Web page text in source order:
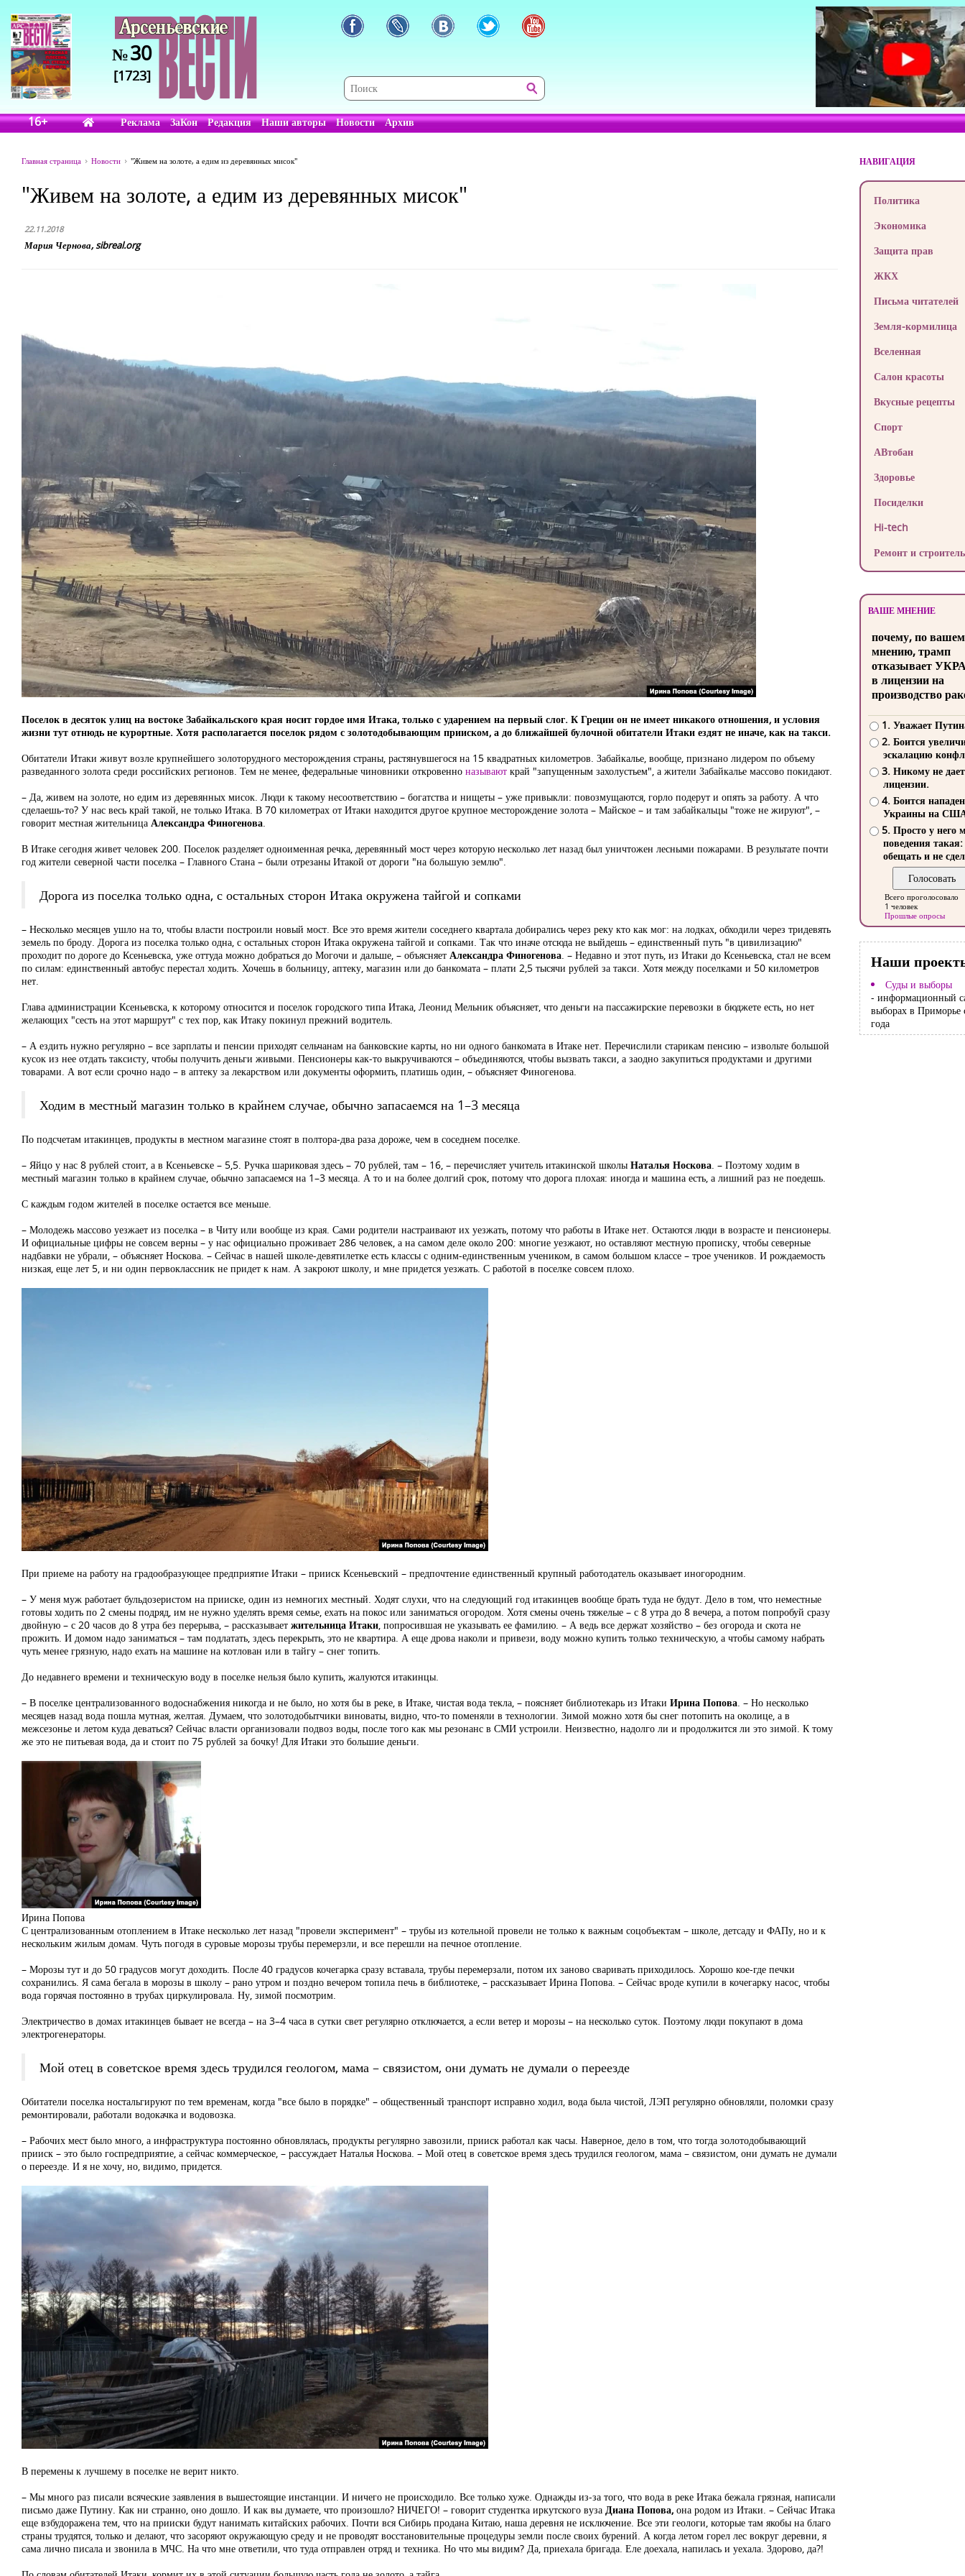
№30
[1723]
16+ Реклама ЗаКон Редакция Наши авторы Новости Архив
Главная страница Новости "Живем на золоте, а едим из деревянных мисок"
"Живем на золоте, а едим из деревянных мисок"
22.11.2018
Мария Чернова, sibreal.org
Поселок в десяток улиц на востоке Забайкальского края носит гордое имя Итака, только с ударением на первый слог. К Греции он не имеет никакого отношения, и условия
жизни тут отнюдь не курортные. Хотя располагается поселок рядом с золотодобывающим прииском, а до ближайшей булочной обитатели Итаки ездят не иначе, как на такси.
Обитатели Итаки живут возле крупнейшего золоторудного месторождения страны, растянувшегося на 15 квадратных километров. Забайкалье, вообще, признано лидером по объему
разведанного золота среди российских регионов. Тем не менее, федеральные чиновники откровенно называют край "запущенным захолустьем", а жители Забайкалье массово покидают.
– Да, живем на золоте, но едим из деревянных мисок. Люди к такому несоответствию – богатства и нищеты – уже привыкли: повозмущаются, горло подерут и опять за работу. А что
сделаешь-то? У нас весь край такой, не только Итака. В 70 километрах от Итаки находится другое крупное месторождение золота – Майское – и там забайкальцы "тоже не жируют", –
говорит местная жительница Александра Финогенова.
В Итаке сегодня живет человек 200. Поселок разделяет одноименная речка, деревянный мост через которую несколько лет назад был уничтожен лесными пожарами. В результате почти
год жители северной части поселка – Главного Стана – были отрезаны Итакой от дороги "на большую землю".
Дорога из поселка только одна, с остальных сторон Итака окружена тайгой и сопками
– Несколько месяцев ушло на то, чтобы власти построили новый мост. Все это время жители соседнего квартала добирались через реку кто как мог: на лодках, обходили через тридевять
земель по броду. Дорога из поселка только одна, с остальных сторон Итака окружена тайгой и сопками. Так что иначе отсюда не выйдешь – единственный путь "в цивилизацию"
проходит по дороге до Ксеньевска, уже оттуда можно добраться до Могочи и дальше, – объясняет Александра Финогенова. – Недавно и этот путь, из Итаки до Ксеньевска, стал не всем
по силам: единственный автобус перестал ходить. Хочешь в больницу, аптеку, магазин или до банкомата – плати 2,5 тысячи рублей за такси. Хотя между поселками и 50 километров
нет.
Глава администрации Ксеньевска, к которому относится и поселок городского типа Итака, Леонид Мельник объясняет, что деньги на пассажирские перевозки в бюджете есть, но нет
желающих "сесть на этот маршрут" с тех пор, как Итаку покинул прежний водитель.
– А ездить нужно регулярно – все зарплаты и пенсии приходят сельчанам на банковские карты, но ни одного банкомата в Итаке нет. Перечислили старикам пенсию – извольте большой
кусок из нее отдать таксисту, чтобы получить деньги живыми. Пенсионеры как-то выкручиваются – объединяются, чтобы вызвать такси, а заодно закупиться продуктами и другими
товарами. А вот если срочно надо – в аптеку за лекарством или документы оформить, платишь один, – объясняет Финогенова.
Ходим в местный магазин только в крайнем случае, обычно запасаемся на 1–3 месяца
По подсчетам итакинцев, продукты в местном магазине стоят в полтора-два раза дороже, чем в соседнем поселке.
– Яйцо у нас 8 рублей стоит, а в Ксеньевске – 5,5. Ручка шариковая здесь – 70 рублей, там – 16, – перечисляет учитель итакинской школы Наталья Носкова. – Поэтому ходим в
местный магазин только в крайнем случае, обычно запасаемся на 1–3 месяца. А то и на более долгий срок, потому что дорога плохая: иногда и машина есть, а лишний раз не поедешь.
С каждым годом жителей в поселке остается все меньше.
– Молодежь массово уезжает из поселка – в Читу или вообще из края. Сами родители настраивают их уезжать, потому что работы в Итаке нет. Остаются люди в возрасте и пенсионеры.
И официальные цифры не совсем верны – у нас официально проживает 286 человек, а на самом деле около 200: многие уезжают, но оставляют местную прописку, чтобы северные
надбавки не убрали, – объясняет Носкова. – Сейчас в нашей школе-девятилетке есть классы с одним-единственным учеником, в самом большом классе – трое учеников. И рождаемость
низкая, еще лет 5, и ни один первоклассник не придет к нам. А закроют школу, и мне придется уезжать. С работой в поселке совсем плохо.
При приеме на работу на градообразующее предприятие Итаки – прииск Ксеньевский – предпочтение единственный крупный работодатель оказывает иногородним.
– У меня муж работает бульдозеристом на прииске, один из немногих местный. Ходят слухи, что на следующий год итакинцев вообще брать туда не будут. Дело в том, что неместные
готовы ходить по 2 смены подряд, им не нужно уделять время семье, ехать на покос или заниматься огородом. Хотя смены очень тяжелые – с 8 утра до 8 вечера, а потом попробуй сразу
двойную – с 20 часов до 8 утра без перерыва, – рассказывает жительница Итаки, попросившая не указывать ее фамилию. – А ведь все держат хозяйство – без огорода и скота не
прожить. И домом надо заниматься – там подлатать, здесь перекрыть, это не квартира. А еще дрова наколи и привези, воду можно купить только техническую, а чтобы самому набрать
чуть менее грязную, надо ехать на машине на котлован или в тайгу – снег топить.
До недавнего времени и техническую воду в поселке нельзя было купить, жалуются итакинцы.
– В поселке централизованного водоснабжения никогда и не было, но хотя бы в реке, в Итаке, чистая вода текла, – поясняет библиотекарь из Итаки Ирина Попова. – Но несколько
месяцев назад вода пошла мутная, желтая. Думаем, что золотодобытчики виноваты, видно, что-то поменяли в технологии. Зимой можно хотя бы снег потопить на околице, а в
межсезонье и летом куда деваться? Сейчас власти организовали подвоз воды, после того как мы резонанс в СМИ устроили. Неизвестно, надолго ли и продолжится ли это зимой. К тому
же это не питьевая вода, да и стоит по 75 рублей за бочку! Для Итаки это большие деньги.
Ирина Попова
С централизованным отоплением в Итаке несколько лет назад "провели эксперимент" – трубы из котельной провели не только к важным соцобъектам – школе, детсаду и ФАПу, но и к
нескольким жилым домам. Чуть погодя в суровые морозы трубы перемерзли, и все перешли на печное отопление.
– Морозы тут и до 50 градусов могут доходить. После 40 градусов кочегарка сразу вставала, трубы перемерзали, потом их заново сваривать приходилось. Хорошо кое-где печки
сохранились. Я сама бегала в морозы в школу – рано утром и поздно вечером топила печь в библиотеке, – рассказывает Ирина Попова. – Сейчас вроде купили в кочегарку насос, чтобы
вода горячая постоянно в трубах циркулировала. Ну, зимой посмотрим.
Электричество в домах итакинцев бывает не всегда – на 3–4 часа в сутки свет регулярно отключается, а если ветер и морозы – на несколько суток. Поэтому люди покупают в дома
электрогенераторы.
Мой отец в советское время здесь трудился геологом, мама – связистом, они думать не думали о переезде
Обитатели поселка ностальгируют по тем временам, когда "все было в порядке" – общественный транспорт исправно ходил, вода была чистой, ЛЭП регулярно обновляли, поломки сразу
ремонтировали, работали водокачка и водовозка.
– Рабочих мест было много, а инфраструктура постоянно обновлялась, продукты регулярно завозили, прииск работал как часы. Наверное, дело в том, что тогда золотодобывающий
прииск – это было госпредприятие, а сейчас коммерческое, – рассуждает Наталья Носкова. – Мой отец в советское время здесь трудился геологом, мама – связистом, они думать не думали
о переезде. И я не хочу, но, видимо, придется.
В перемены к лучшему в поселке не верит никто.
– Мы много раз писали всяческие заявления в вышестоящие инстанции. И ничего не происходило. Все только хуже. Однажды из-за того, что вода в реке Итака бежала грязная, написали
письмо даже Путину. Как ни странно, оно дошло. И как вы думаете, что произошло? НИЧЕГО! – говорит студентка иркутского вуза Диана Попова, она родом из Итаки. – Сейчас Итака
еще взбудоражена тем, что на прииски будут нанимать китайских рабочих. Почти вся Сибирь продана Китаю, наша деревня не исключение. Все эти геологи, которые там якобы на благо
страны трудятся, только и делают, что засоряют окружающую среду и не проводят восстановительные процедуры земли после своих бурений. А когда летом горел лес вокруг деревни, я
сама лично писала и звонила в МЧС. На что мне ответили, что туда отправлен отряд и техника. Но что мы видим? Да, приехала бригада. Еле доехала, напилась и уехала. Здорово, да?!
НАВИГАЦИЯ
Политика
Экономика
Защита прав
ЖКХ
Письма читателей
Земля-кормилица
Вселенная
Салон красоты
Вкусные рецепты
Спорт
АВтобан
Здоровье
Посиделки
Hi-tech
Ремонт и
ВАШЕ МНЕНИЕ
почему, по
мнению, трамп
отказывает
в лицензии на
производство
1. Уважает
2. Боится
эскалацию
3. Никому не
лицензии.
4. Боится
Украины на
5. Просто у него
поведения такая:
обещать и не
Всего проголосовало
1 человек
Прошлые опросы
Наши
Суды и выборы
- информационный
выборах в Приморье
года